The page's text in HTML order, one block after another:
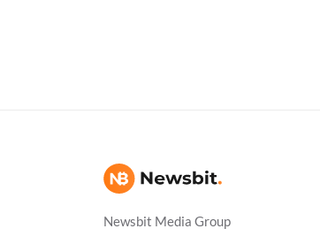
Newsbit Media Group